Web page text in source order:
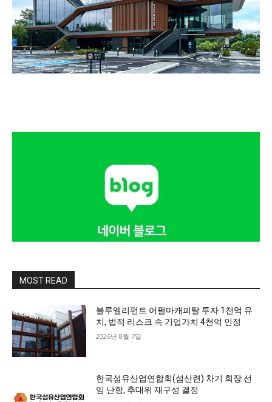
MOST READ
블루엘리펀트 어펄마캐피탈 투자 1천억 유
치, 법적 리스크 속 기업가치 4천억 인정
2026년 8월 7일
한국섬유산업연합회(섬산련) 차기 회장 선
임 난항, 추대위 재구성 결정